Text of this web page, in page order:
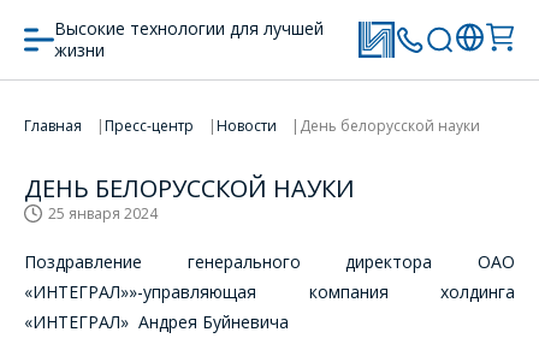
Высокие технологии для лучшей
жизни
Главная Пресс-центр Новости День белорусской науки
ДЕНЬ БЕЛОРУССКОЙ НАУКИ
25 января 2024
Поздравление генерального директора ОАО
«ИНТЕГРАЛ»»-управляющая компания холдинга
«ИНТЕГРАЛ» Андрея Буйневича